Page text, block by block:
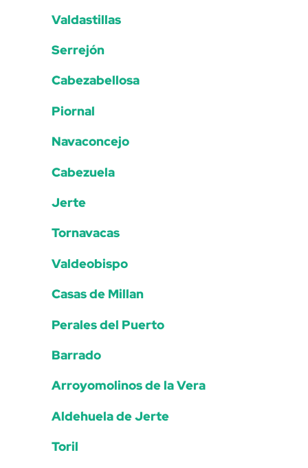
Valdastillas
Serrejón
Cabezabellosa
Piornal
Navaconcejo
Cabezuela
Jerte
Tornavacas
Valdeobispo
Casas de Millan
Perales del Puerto
Barrado
Arroyomolinos de la Vera
Aldehuela de Jerte
Toril